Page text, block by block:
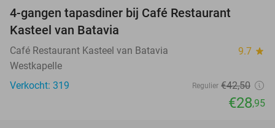
4-gangen tapasdiner bij Café Restaurant
Kasteel van Batavia
Café Restaurant Kasteel van Batavia 9.7 star
Westkapelle
Verkocht: 319
Regulier €42,50
€28,95